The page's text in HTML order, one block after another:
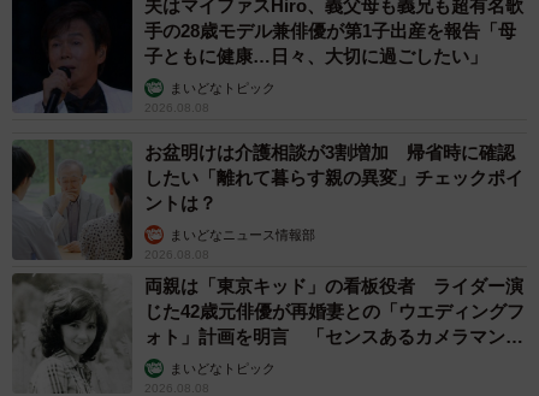
夫はマイファスHiro、義父母も義兄も超有名歌
手の28歳モデル兼俳優が第1子出産を報告「母
子ともに健康…日々、大切に過ごしたい」
まいどなトピック
2026.08.08
お盆明けは介護相談が3割増加 帰省時に確認
したい「離れて暮らす親の異変」チェックポイ
ントは？
まいどなニュース情報部
2026.08.08
両親は「東京キッド」の看板役者 ライダー演
じた42歳元俳優が再婚妻との「ウエディングフ
ォト」計画を明言 「センスあるカメラマン求
む」まいどなトピック
2026.08.08